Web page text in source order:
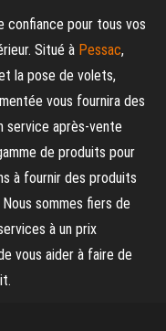
confiance pour tous vos
Situé à Pessac,
la pose de volets,
vous fournira des
service après-vente
de produits pour
à fournir des produits
sommes fiers de
à un prix
vous aider à faire de